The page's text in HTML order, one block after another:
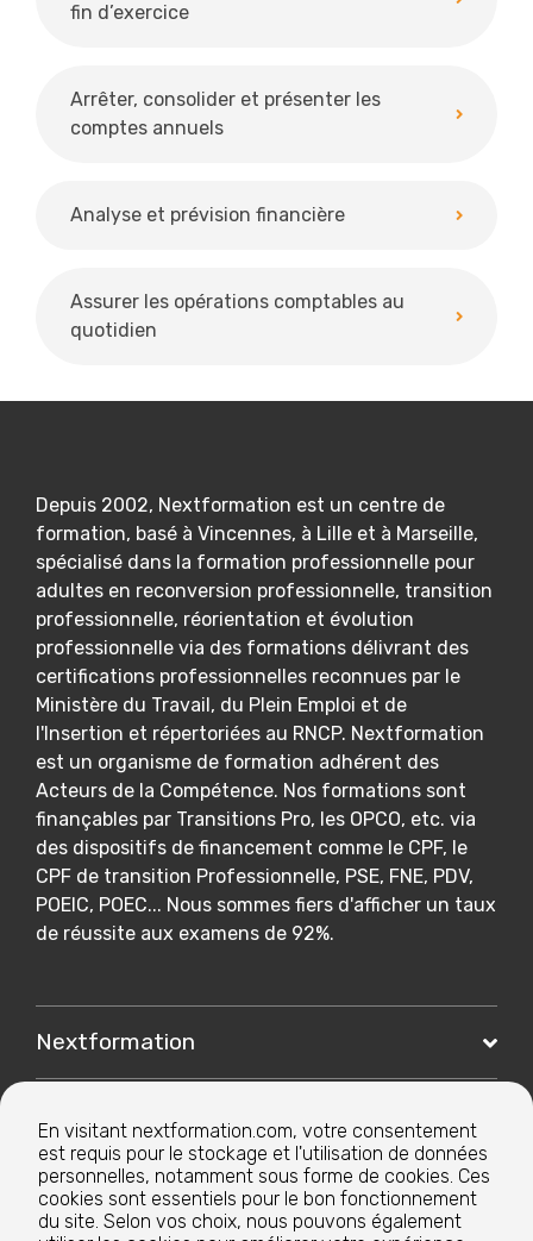
fin d’exercice
Arrêter, consolider et présenter les
comptes annuels
Analyse et prévision financière
Assurer les opérations comptables au
quotidien
Depuis 2002, Nextformation est un centre de
formation, basé à Vincennes, à Lille et à Marseille,
spécialisé dans la formation professionnelle pour
adultes en reconversion professionnelle, transition
professionnelle, réorientation et évolution
professionnelle via des formations délivrant des
certifications professionnelles reconnues par le
Ministère du Travail, du Plein Emploi et de
l'Insertion et répertoriées au RNCP. Nextformation
est un organisme de formation adhérent des
Acteurs de la Compétence. Nos formations sont
finançables par Transitions Pro, les OPCO, etc. via
des dispositifs de financement comme le CPF, le
CPF de transition Professionnelle, PSE, FNE, PDV,
POEIC, POEC... Nous sommes fiers d'afficher un taux
de réussite aux examens de 92%.
Nextformation
Nos centres de formation
En visitant nextformation.com, votre consentement
est requis pour le stockage et l'utilisation de données
personnelles, notamment sous forme de cookies. Ces
cookies sont essentiels pour le bon fonctionnement
du site. Selon vos choix, nous pouvons également